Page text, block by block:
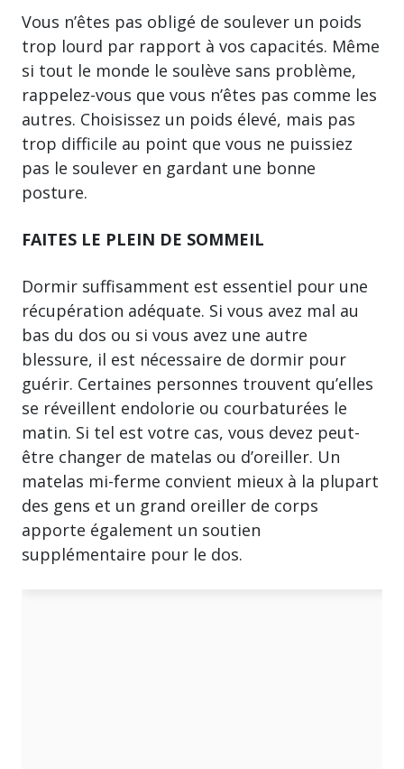
Vous n’êtes pas obligé de soulever un poids
trop lourd par rapport à vos capacités. Même
si tout le monde le soulève sans problème,
rappelez-vous que vous n’êtes pas comme les
autres. Choisissez un poids élevé, mais pas
trop difficile au point que vous ne puissiez
pas le soulever en gardant une bonne
posture.
FAITES LE PLEIN DE SOMMEIL
Dormir suffisamment est essentiel pour une
récupération adéquate. Si vous avez mal au
bas du dos ou si vous avez une autre
blessure, il est nécessaire de dormir pour
guérir. Certaines personnes trouvent qu’elles
se réveillent endolorie ou courbaturées le
matin. Si tel est votre cas, vous devez peut-
être changer de matelas ou d’oreiller. Un
matelas mi-ferme convient mieux à la plupart
des gens et un grand oreiller de corps
apporte également un soutien
supplémentaire pour le dos.